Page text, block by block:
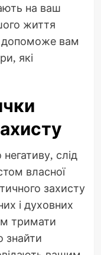
на ваш
життя
допоможе вам
які
слід
власної
захисту
і духовних
тримати
знайти